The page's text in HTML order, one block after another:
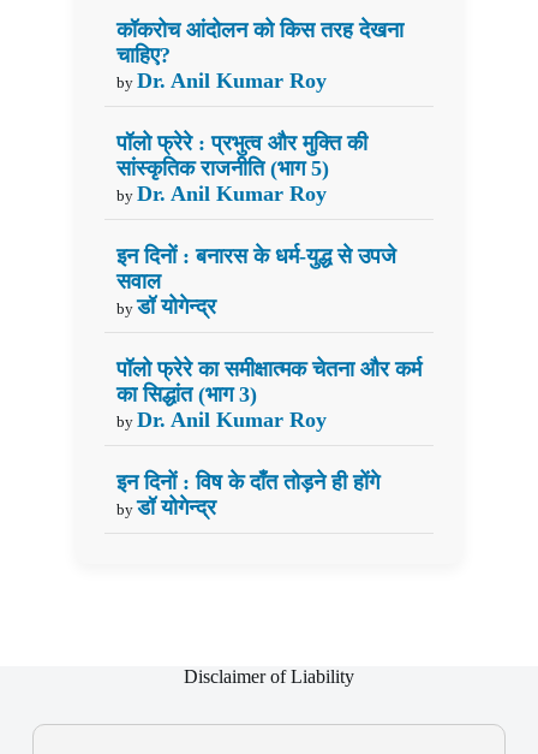
कॉकरोच आंदोलन को किस तरह देखना
चाहिए?
by Dr. Anil Kumar Roy
पॉलो फ्रेरे : प्रभुत्व और मुक्ति की
सांस्कृतिक राजनीति (भाग 5)
by Dr. Anil Kumar Roy
इन दिनों : बनारस के धर्म-युद्ध से उपजे
सवाल
by डॉ योगेन्द्र
पॉलो फ्रेरे का समीक्षात्मक चेतना और कर्म
का सिद्धांत (भाग 3)
by Dr. Anil Kumar Roy
इन दिनों : विष के दाँत तोड़ने ही होंगे
by डॉ योगेन्द्र
Disclaimer of Liability